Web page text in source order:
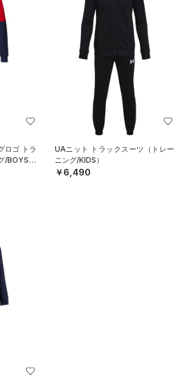
ロゴ トラ
/BOYS）
UAニット トラックスーツ（トレー
ニング/KIDS）
￥6,490